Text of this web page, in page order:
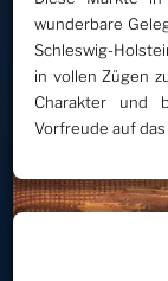
wunderbare
Schleswig-
in vollen Zügen
Charakter und
Vorfreude auf